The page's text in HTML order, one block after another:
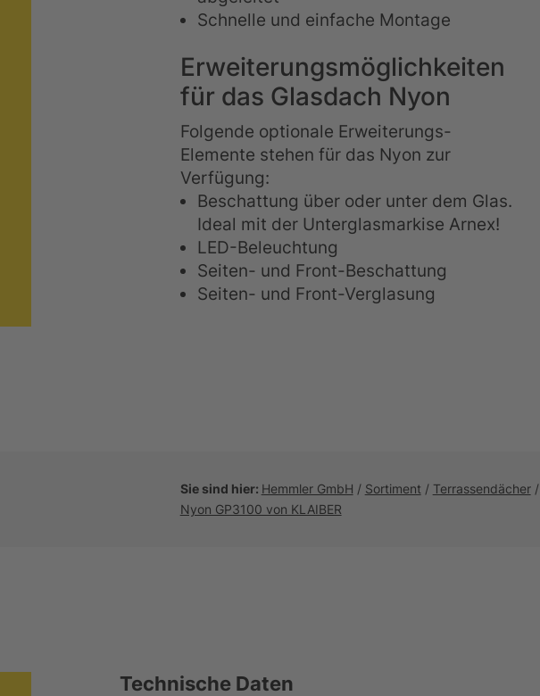
Schnelle und einfache Montage
Erweiterungsmöglichkeiten
für das Glasdach Nyon
Folgende optionale Erweiterungs-
Elemente stehen für das Nyon zur
Verfügung:
Beschattung über oder unter dem Glas.
Ideal mit der Unterglasmarkise Arnex!
LED-Beleuchtung
Seiten- und Front-Beschattung
Seiten- und Front-Verglasung
Sie sind hier: Hemmler GmbH / Sortiment/ Terrassendächer/
Nyon GP3100 von KLAIBER
Technische Daten